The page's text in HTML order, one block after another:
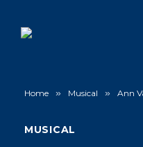
Home » Musical » Ann
MUSICAL